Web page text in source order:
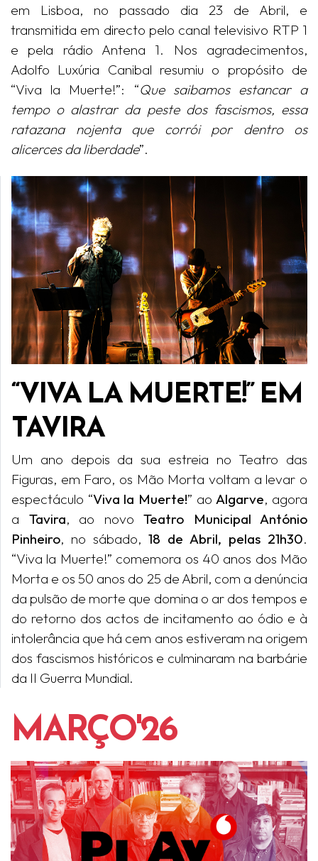
em Lisboa, no passado dia 23 de Abril, e
transmitida em directo pelo canal televisivo RTP 1
e pela rádio Antena 1. Nos agradecimentos,
Adolfo Luxúria Canibal resumiu o propósito de
“Viva la Muerte!”: “Que saibamos estancar a
tempo o alastrar da peste dos fascismos, essa
ratazana nojenta que corrói por dentro os
alicerces da liberdade”.
“VIVA LA MUERTE!” EM
TAVIRA
Um ano depois da sua estreia no Teatro das
Figuras, em Faro, os Mão Morta voltam a levar o
espectáculo “Viva la Muerte!” ao Algarve, agora
a Tavira, ao novo Teatro Municipal António
Pinheiro, no sábado, 18 de Abril, pelas 21h30.
“Viva la Muerte!” comemora os 40 anos dos Mão
Morta e os 50 anos do 25 de Abril, com a denúncia
da pulsão de morte que domina o ar dos tempos e
do retorno dos actos de incitamento ao ódio e à
intolerância que há cem anos estiveram na origem
dos fascismos históricos e culminaram na barbárie
da II Guerra Mundial.
MARÇO'26